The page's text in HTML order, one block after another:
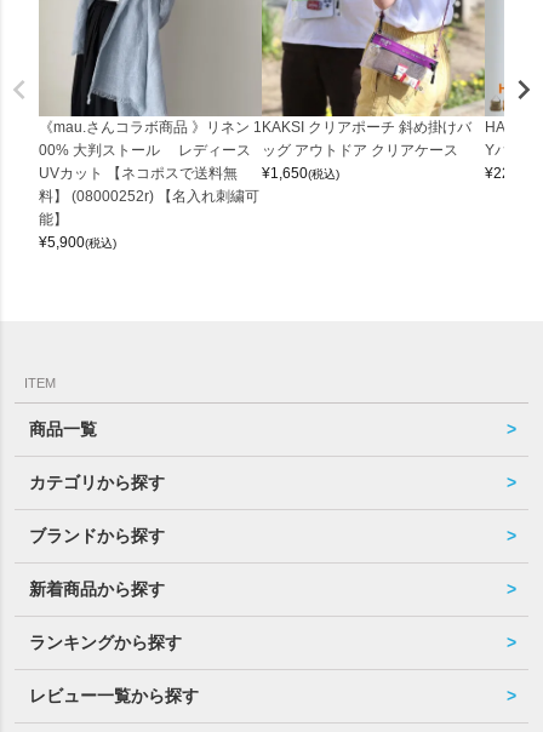
《mau.さんコラボ商品 》リネン 1
00% 大判ストール レディース
UVカット 【ネコポスで送料無
料】 (08000252r) 【名入れ刺繍可
能】
¥5,900(税込)
KAKSI クリアポーチ 斜め掛けバ
ッグ アウトドア クリアケース
¥1,650(税込)
Yバッグ
¥22,000
ITEM
商品一覧
カテゴリから探す
ブランドから探す
新着商品から探す
ランキングから探す
レビュー一覧から探す